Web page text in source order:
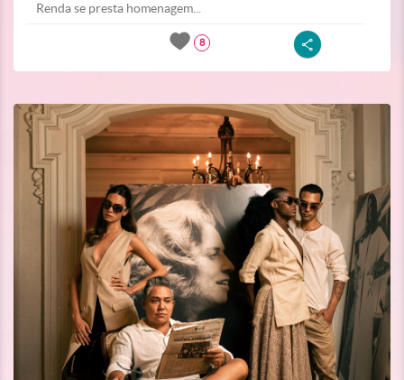
Renda se presta homenagem...
8